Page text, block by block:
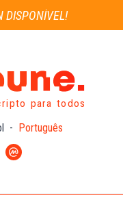
DISPONÍVEL!
para todos
- Português